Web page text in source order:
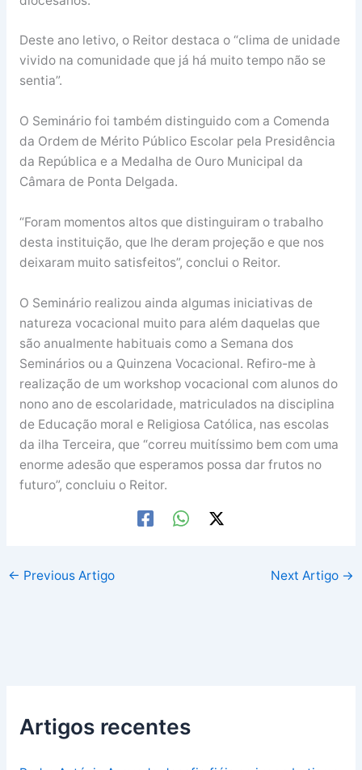
Deste ano letivo, o Reitor destaca o “clima de unidade
vivido na comunidade que já há muito tempo não se
sentia”.
O Seminário foi também distinguido com a Comenda
da Ordem de Mérito Público Escolar pela Presidência
da República e a Medalha de Ouro Municipal da
Câmara de Ponta Delgada.
“Foram momentos altos que distinguiram o trabalho
desta instituição, que lhe deram projeção e que nos
deixaram muito satisfeitos”, conclui o Reitor.
O Seminário realizou ainda algumas iniciativas de
natureza vocacional muito para além daquelas que
são anualmente habituais como a Semana dos
Seminários ou a Quinzena Vocacional. Refiro-me à
realização de um workshop vocacional com alunos do
nono ano de escolaridade, matriculados na disciplina
de Educação moral e Religiosa Católica, nas escolas
da ilha Terceira, que “correu muitíssimo bem com uma
enorme adesão que esperamos possa dar frutos no
futuro”, concluiu o Reitor.
← Previous Artigo Next Artigo →
Artigos recentes